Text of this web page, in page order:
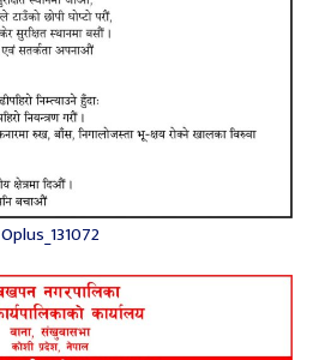
Oplus_131072